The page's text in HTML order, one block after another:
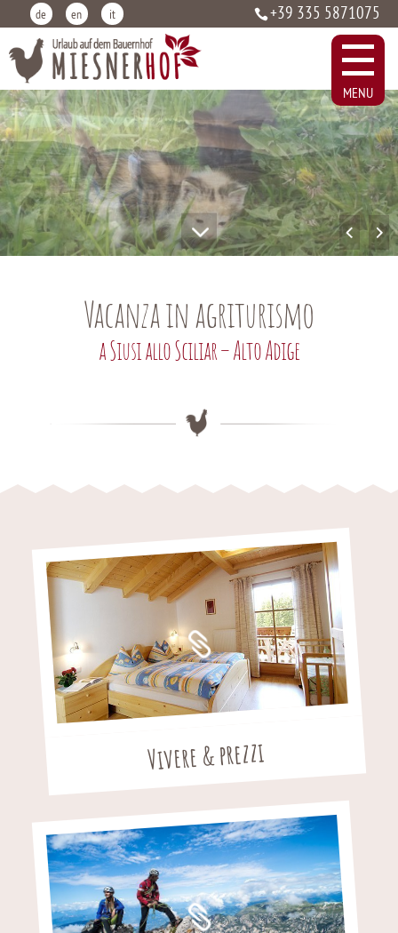
+39 335 5871075
de en it
3
Vacanza in agriturismo
a Siusi allo Sciliar – Alto Adige
Vivere & prezzi